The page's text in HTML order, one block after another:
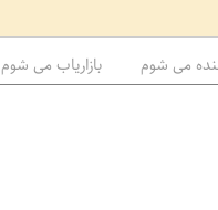
می شوم بازاریاب می شوم